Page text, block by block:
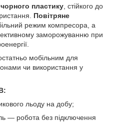
пластику , стійкого до
Повітряне
режим компресора, а
заморожуванню при
мобільним для
чи використання у
льоду на добу;
— робота без підключення